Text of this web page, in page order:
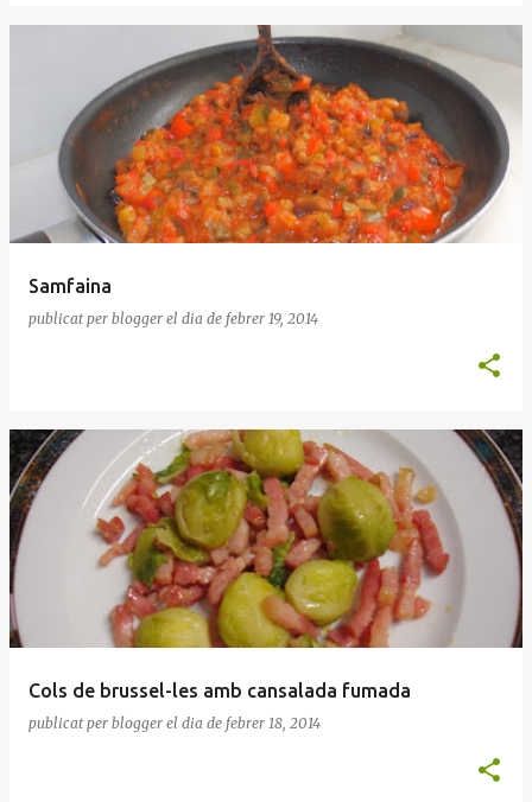
Samfaina
publicat per blogger el dia de febrer 19, 2014
Cols de brussel-les amb cansalada fumada
publicat per blogger el dia de febrer 18, 2014